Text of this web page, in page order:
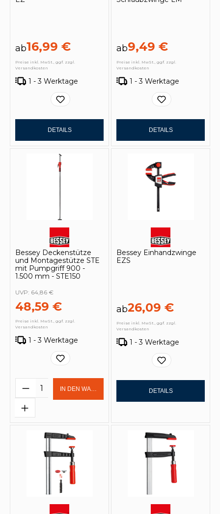
ab16,99 €
Preise inkl. MwSt., ggf. zzgl.
Versandkosten
1 - 3 Werktage
DETAILS
ab9,49 €
Preise inkl. MwSt., ggf. zzgl.
Versandkosten
1 - 3 Werktage
DETAILS
Bessey Deckenstütze
und Montagestütze STE
mit Pumpgriff 900 -
1.500 mm - STE150
48,59 €
UVP: 64,86 €
Preise inkl. MwSt., ggf. zzgl.
Versandkosten
1 - 3 Werktage
Produkt Anzahl: Gib den
IN DEN WARENKORB
Bessey Einhandzwinge
EZS
ab26,09 €
Preise inkl. MwSt., ggf. zzgl.
Versandkosten
1 - 3 Werktage
DETAILS